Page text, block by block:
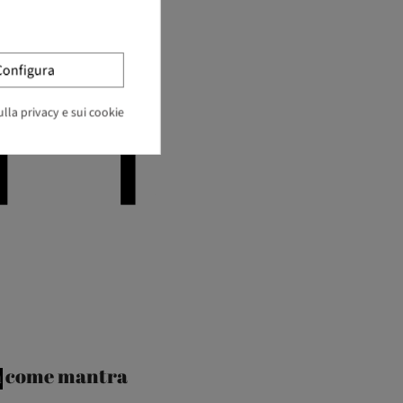
come mantra
privacy e sui cookie